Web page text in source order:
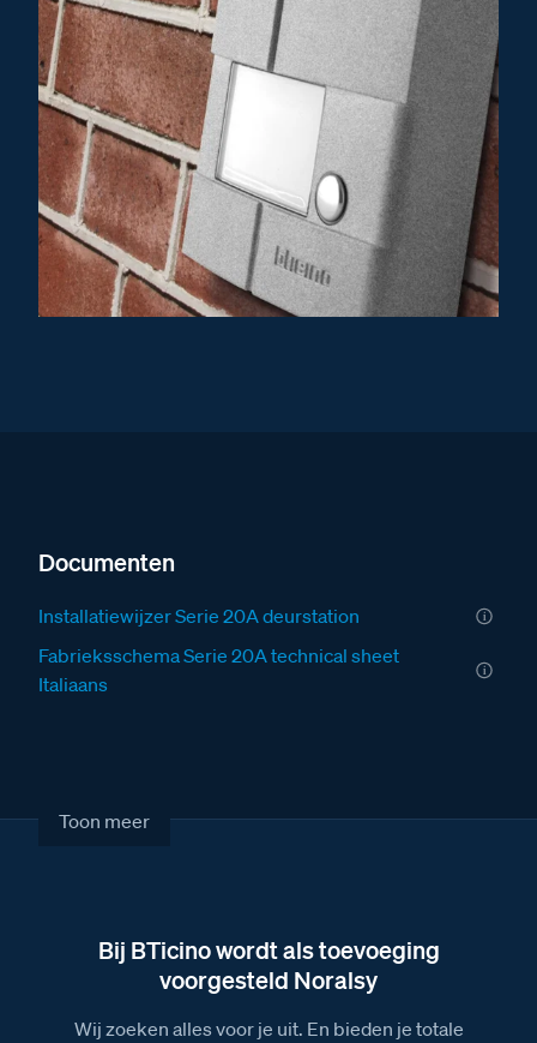
Documenten
Installatiewijzer Serie 20A deurstation
Fabrieksschema Serie 20A technical sheet
Italiaans
deurstation
Afbeelding van het deurstation Serie 20A met 2
Toon meer
Bij BTicino wordt als toevoeging
voorgesteld Noralsy
Wij zoeken alles voor je uit. En bieden je totale